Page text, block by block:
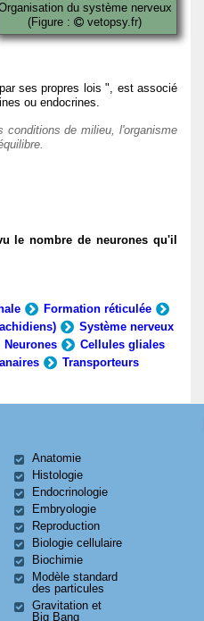
du système nerveux
(Figure :
vetopsy.fr)
ses propres lois ", est associé
ou endocrines.
conditions de milieu, l'organisme
le nombre de neurones qu'il
Formation réticulée
Système nerveux
Neurones
Cellules gliales
Transporteurs
Anatomie
Histologie
Endocrinologie
Embryologie
Reproduction
Biologie cellulaire
Biochimie
Modèle standard
des particules
Gravitation et
Big Bang